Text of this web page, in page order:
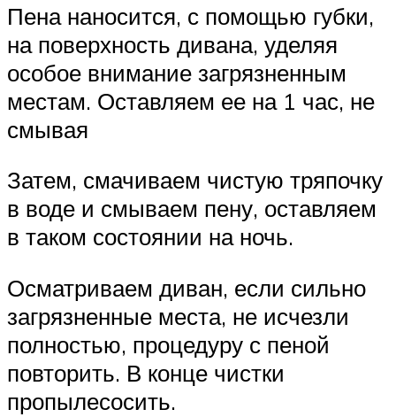
Пена наносится, с помощью губки,
на поверхность дивана, уделяя
особое внимание загрязненным
местам. Оставляем ее на 1 час, не
смывая
Затем, смачиваем чистую тряпочку
в воде и смываем пену, оставляем
в таком состоянии на ночь.
Осматриваем диван, если сильно
загрязненные места, не исчезли
полностью, процедуру с пеной
повторить. В конце чистки
пропылесосить.